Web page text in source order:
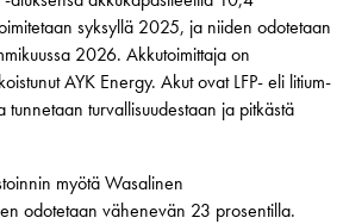
syksyllä 2025, ja niiden odotetaan
2026. Akkutoimittaja on
AYK Energy. Akut ovat LFP- eli litium-
tunnetaan turvallisuudestaan ja pitkästä
myötä Wasalinen
odotetaan vähenevän 23 prosentilla.